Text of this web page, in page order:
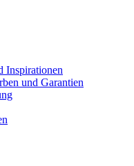
Inspirationen
und Garantien